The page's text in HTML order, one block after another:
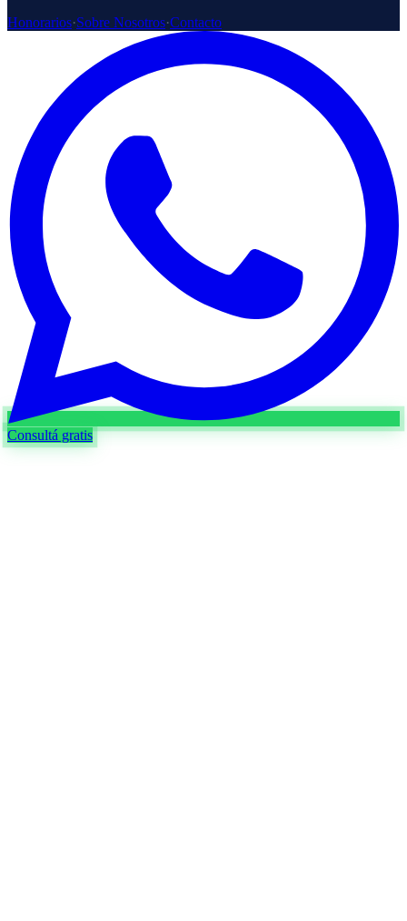
Honorarios·Sobre Nosotros·Contacto
Consultá gratis